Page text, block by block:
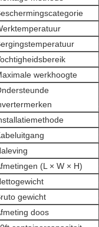
werkhoogte
(L × W × H)
gewicht
doos